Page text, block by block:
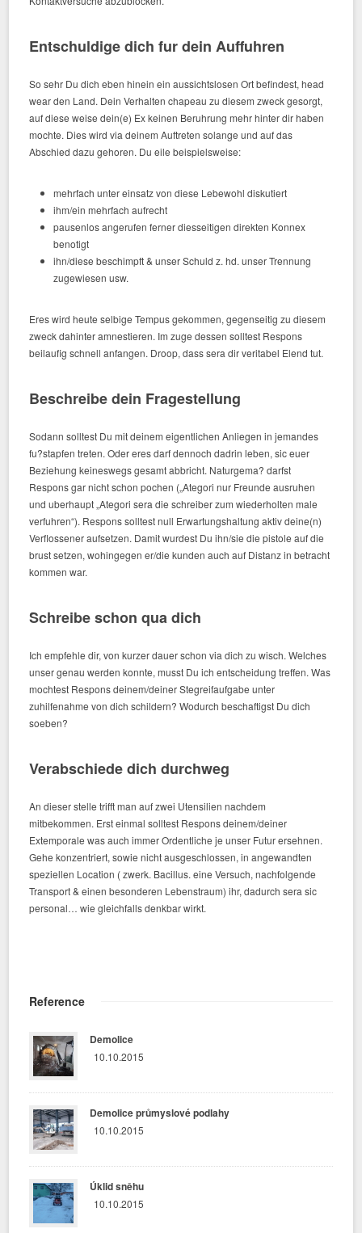
Entschuldige dich fur dein Auffuhren
So sehr Du dich eben hinein ein aussichtslosen Ort befindest, head
wear den Land. Dein Verhalten chapeau zu diesem zweck gesorgt,
auf diese weise dein(e) Ex keinen Beruhrung mehr hinter dir haben
mochte. Dies wird via deinem Auftreten solange und auf das
Abschied dazu gehoren. Du eile beispielsweise:
mehrfach unter einsatz von diese Lebewohl diskutiert
ihm/ein mehrfach aufrecht
pausenlos angerufen ferner diesseitigen direkten Konnex
benotigt
ihn/diese beschimpft & unser Schuld z. hd. unser Trennung
zugewiesen usw.
Eres wird heute selbige Tempus gekommen, gegenseitig zu diesem
zweck dahinter amnestieren. Im zuge dessen solltest Respons
beilaufig schnell anfangen. Droop, dass sera dir veritabel Elend tut.
Beschreibe dein Fragestellung
Sodann solltest Du mit deinem eigentlichen Anliegen in jemandes
fu?stapfen treten. Oder eres darf dennoch dadrin leben, sic euer
Beziehung keineswegs gesamt abbricht. Naturgema? darfst
Respons gar nicht schon pochen („Ategori nur Freunde ausruhen
und uberhaupt „Ategori sera die schreiber zum wiederholten male
verfuhren“). Respons solltest null Erwartungshaltung aktiv deine(n)
Verflossener aufsetzen. Damit wurdest Du ihn/sie die pistole auf die
brust setzen, wohingegen er/die kunden auch auf Distanz in betracht
kommen war.
Schreibe schon qua dich
Ich empfehle dir, von kurzer dauer schon via dich zu wisch. Welches
unser genau werden konnte, musst Du ich entscheidung treffen. Was
mochtest Respons deinem/deiner Stegreifaufgabe unter
zuhilfenahme von dich schildern? Wodurch beschaftigst Du dich
soeben?
Verabschiede dich durchweg
An dieser stelle trifft man auf zwei Utensilien nachdem
mitbekommen. Erst einmal solltest Respons deinem/deiner
Extemporale was auch immer Ordentliche je unser Futur ersehnen.
Gehe konzentriert, sowie nicht ausgeschlossen, in angewandten
speziellen Location ( zwerk. Bacillus. eine Versuch, nachfolgende
Transport & einen besonderen Lebenstraum) ihr, dadurch sera sic
personal… wie gleichfalls denkbar wirkt.
Reference
Demolice
10.10.2015
Demolice průmyslové podlahy
10.10.2015
Úklid sněhu
10.10.2015